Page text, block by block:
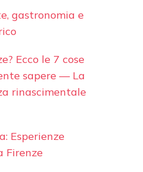
gastronomia e
Ecco le 7 cose
sapere — La
rinascimentale
Esperienze
Firenze